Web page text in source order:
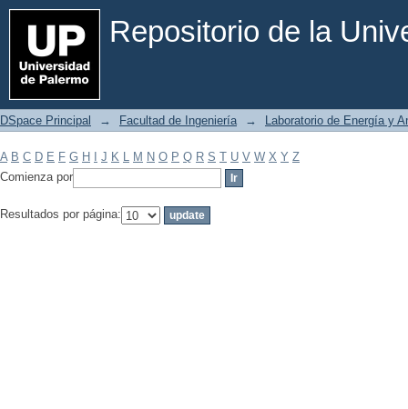
Repositorio de la
Filtrar por: Materia
DSpace Principal → Facultad de Ingeniería → Laboratorio de Energía y
A B C D E F G H J K L M N O P Q R S T U V W X Y Z
Comienza por
Resultados por página: